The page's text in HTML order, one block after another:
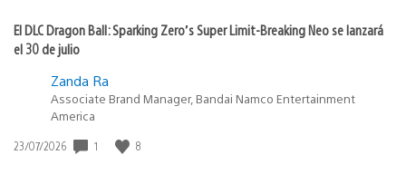
El DLC Dragon Ball: Sparking Zero’s Super Limit-Breaking Neo se lanzará
el 30 de julio
Zanda Ra
Associate Brand Manager, Bandai Namco Entertainment
America
Fecha
23/07/2026 1 8